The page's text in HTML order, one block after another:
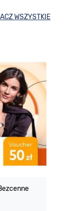
WSZYSTKIE